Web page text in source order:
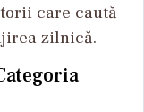
care caută
zilnică.